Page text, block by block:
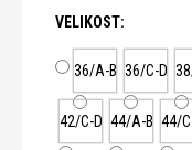
VELIKOST:
36/A-B 36/C-D
42/C-D 44/A-B 44/